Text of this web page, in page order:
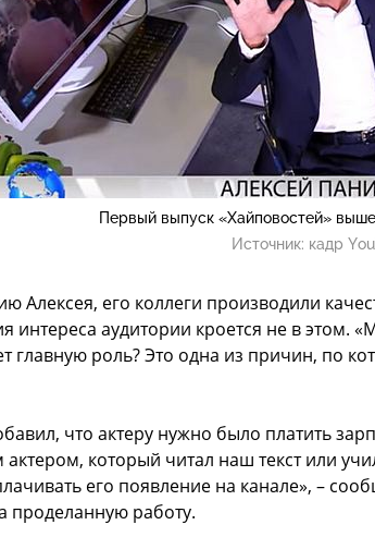
Первый выпуск «Хайповостей»
Источник: кадр
Алексея, его коллеги производили
интереса аудитории кроется не в этом.
главную роль? Это одна из причин, по
что актеру нужно было платить
который читал наш текст или
его появление на канале», –
проделанную работу.